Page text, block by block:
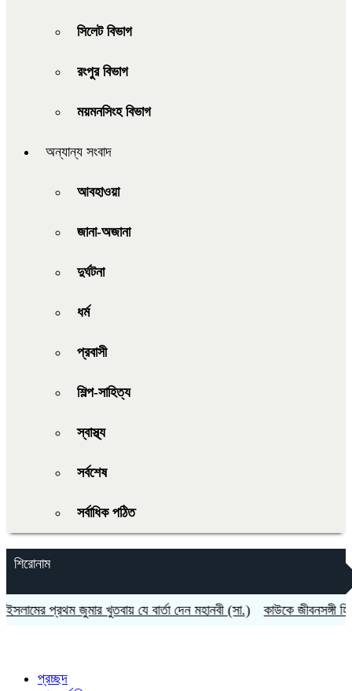
সিলেট বিভাগ
রংপুর বিভাগ
ময়মনসিংহ বিভাগ
অন্যান্য সংবাদ
আবহাওয়া
জানা-অজানা
দুর্ঘটনা
ধর্ম
প্রবাসী
শিল্প-সাহিত্য
স্বাস্থ্য
সর্বশেষ
সর্বাধিক পঠিত
শিরোনাম
প্রথম জুমার খুতবায় যে বার্তা দেন মহানবী (সা.) কাউকে জীবনসঙ্গী
প্রচ্ছদ